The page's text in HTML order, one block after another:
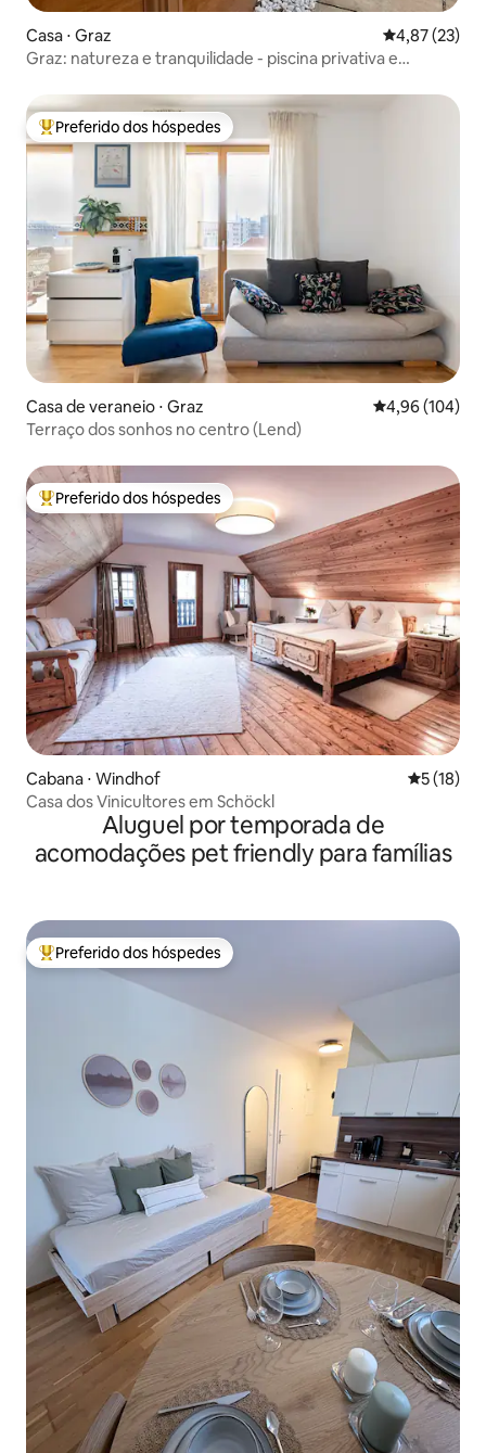
Casa ⋅ Graz 4,87 de uma
4,87 (23)
Graz: natureza e tranquilidade - piscina privativa e
Entre os melhores preferidos dos hóspedes
Preferido dos hóspedes
Casa de veraneio ⋅ Graz 4,96 de uma
4,96 (104)
Terraço dos sonhos no centro (Lend)
Entre os melhores preferidos dos hóspedes
Preferido dos hóspedes
Cabana ⋅ Windhof 5 de uma
5 (18)
Casa dos Vinicultores em Schöckl
Aluguel por temporada de
acomodações pet friendly para famílias
Entre os melhores preferidos dos hóspedes
Preferido dos hóspedes